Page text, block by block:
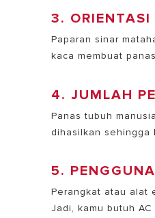
3.
Paparan sinar
kaca membuat
4. JUMLAH
Panas tubuh
dihasilkan sehingga
5.
Perangkat atau alat
Jadi, kamu butuh